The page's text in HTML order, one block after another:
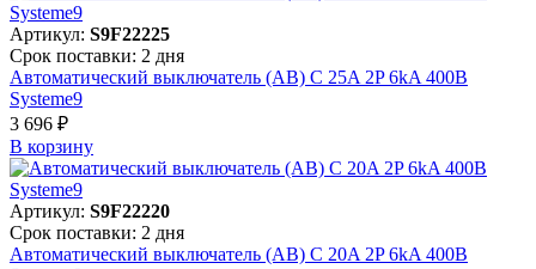
Артикул: S9F22225
Срок поставки: 2 дня
Автоматический выключатель (АВ) C 25A 2P 6kA 400В
Systeme9
3 696 ₽
В корзинy
Артикул: S9F22220
Срок поставки: 2 дня
Автоматический выключатель (АВ) C 20A 2P 6kA 400В